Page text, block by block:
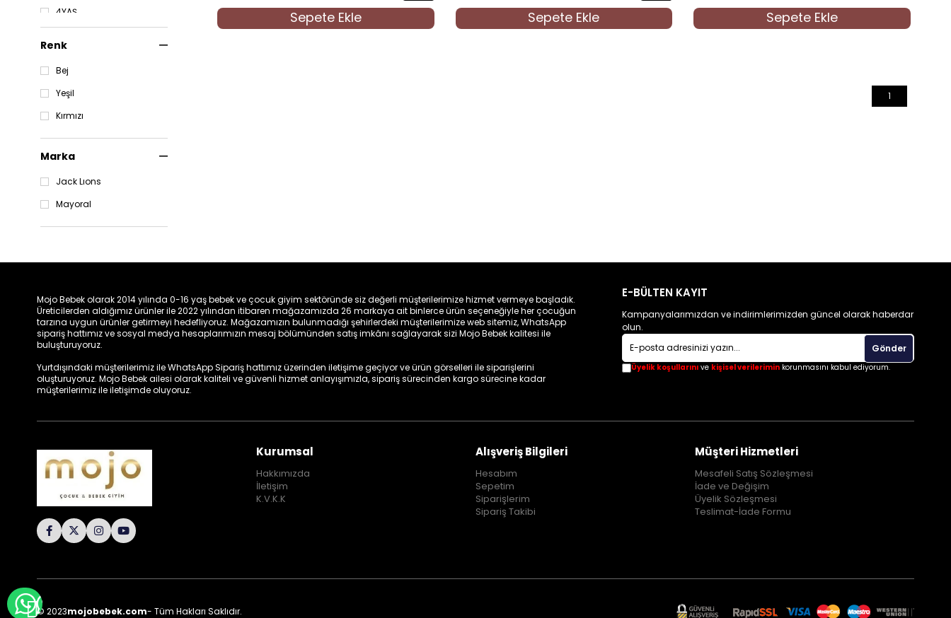
4YAŞ
7YAŞ
8YAŞ
Renk
Bej
Yeşil
Kırmızı
Marka
Jack Lıons
Mayoral
Sepete Ekle
İndirim
%50İndirim
Sepete Ekle
İndirim
%20İndirim
Sepete Ekle
1
Mojo Bebek olarak 2014 yılında 0-16 yaş bebek ve çocuk giyim sektöründe siz değerli müşterilerimize hizmet vermeye başladık.
Üreticilerden aldığımız ürünler ile 2022 yılından itibaren mağazamızda 26 markaya ait binlerce ürün seçeneğiyle her çocuğun
tarzına uygun ürünler getirmeyi hedefliyoruz. Mağazamızın bulunmadığı şehirlerdeki müşterilerimize web sitemiz, WhatsApp
sipariş hattımız ve sosyal medya hesaplarımızın mesaj bölümünden satış imkânı sağlayarak sizi Mojo Bebek kalitesi ile
buluşturuyoruz.
Yurtdışındaki müşterilerimiz ile WhatsApp Sipariş hattımız üzerinden iletişime geçiyor ve ürün görselleri ile siparişlerini
oluşturuyoruz. Mojo Bebek ailesi olarak kaliteli ve güvenli hizmet anlayışımızla, sipariş sürecinden kargo sürecine kadar
müşterilerimiz ile iletişimde oluyoruz.
E-BÜLTEN KAYIT
Kampanyalarımızdan ve indirimlerimizden güncel olarak haberdar
olun.
Gönder
Üyelik koşullarınıve kişisel verileriminkorunmasını kabul ediyorum.
Kurumsal
Hakkımızda
İletişim
K.V.K.K
Alışveriş Bilgileri
Hesabım
Sepetim
Siparişlerim
Sipariş Takibi
Müşteri Hizmetleri
Mesafeli Satış Sözleşmesi
İade ve Değişim
Üyelik Sözleşmesi
Teslimat-İade Formu
© 2023mojobebek.com- Tüm Hakları Saklıdır.